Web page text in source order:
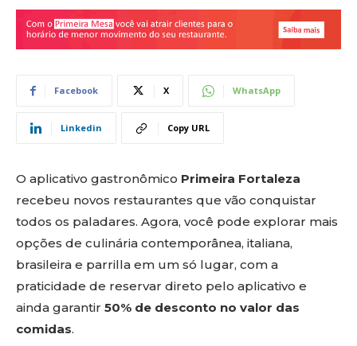
Facebook X WhatsApp
Linkedin Copy URL
O aplicativo gastronômico Primeira Fortaleza
recebeu novos restaurantes que vão conquistar
todos os paladares. Agora, você pode explorar mais
opções de culinária contemporânea, italiana,
brasileira e parrilla em um só lugar, com a
praticidade de reservar direto pelo aplicativo e
ainda garantir 50% de desconto no valor das
comidas.